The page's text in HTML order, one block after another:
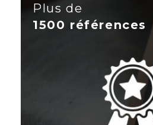
Plus de
1500 références